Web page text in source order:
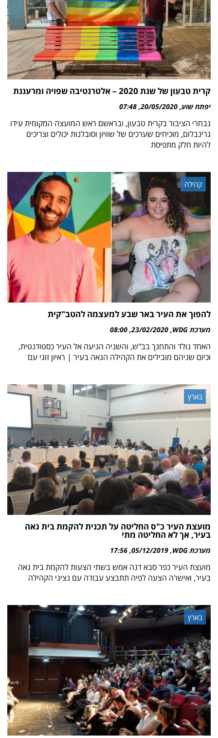
קרית טבעון של שנת 2020 – אלטרנטיבה שפויה ומרעננת
יפתח שוע 20/05/2020
07:48
נבחרי הציבור בקרית טבעון, ובראשם ראש המועצה המקומית עידו
גרינבלום, מוכיחים שערכים של שוויון וסובלנות יכולים וצריכים
להיות חלק מתפיסת
קהילה
להפוך את העיר באר שבע למעצמה להטב"קית
מערכת WDG 23/02/2020
08:00
האחד נולד והתחנך בב"ש, והשניה הגיעה אל העיר כסטודנטית,
וכיום שניהם מובילים את הקהילה הגאה בעיר | ראיון זוגי עם
בארץ
מועצת העיר כ"ס החליטה על תכנית להקמת בית גאה
בעיר, אך לא החליטה מתי
מערכת WDG 05/12/2019
17:56
מועצת העיר כפר סבא דנה אמש בשתי הצעות להקמת בית גאה
בעיר, ואישרה הצעה לפיה תתבצע עבודה עם נציגי הקהילה
בארץ